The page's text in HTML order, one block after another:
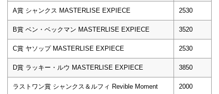
A賞 シャンクス MASTERLISE EXPIECE 2530
B賞 ベン・ベックマン MASTERLISE EXPIECE 3520
C賞 ヤソップ MASTERLISE EXPIECE 2530
D賞 ラッキー・ルウ MASTERLISE EXPIECE 3850
ラストワン賞 シャンクス＆ルフィ Revible Moment 2000